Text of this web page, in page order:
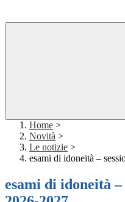
Home >
Novità >
Le notizie >
esami di idoneità –
esami di idoneità –